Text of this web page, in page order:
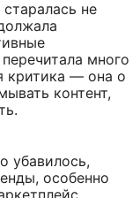
не
много
критика — она о
контент,
убавилось,
особенно